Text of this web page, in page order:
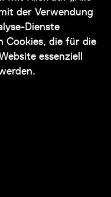
der Verwendung
Dienste
Cookies, die für die
essenziell